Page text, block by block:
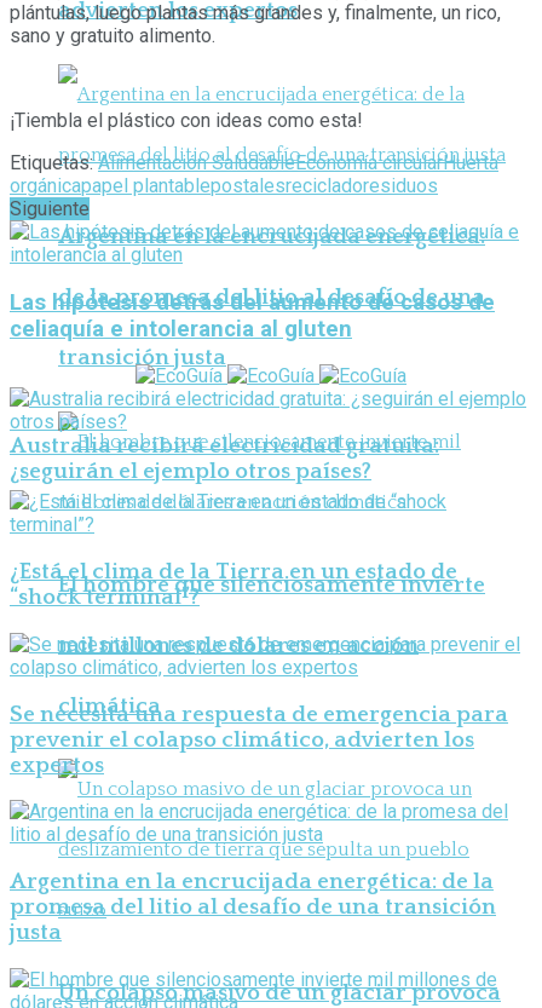
advierten los expertos
Argentina en la encrucijada energética:
de la promesa del litio al desafío de una
transición justa
El hombre que silenciosamente invierte
mil millones de dólares en acción
climática
Un colapso masivo de un glaciar provoca
plántulas, luego plantas más grandes y, finalmente, un rico,
sano y gratuito alimento.
¡Tiembla el plástico con ideas como esta!
Etiquetas: Alimentación SaludableEconomía circularHuerta
orgánicapapel plantablepostalesrecicladoresiduos
Siguiente
Las hipótesis detrás del aumento de casos de
celiaquía e intolerancia al gluten
Australia recibirá electricidad gratuita:
¿seguirán el ejemplo otros países?
¿Está el clima de la Tierra en un estado de
“shock terminal”?
Se necesita una respuesta de emergencia para
prevenir el colapso climático, advierten los
expertos
Argentina en la encrucijada energética: de la
promesa del litio al desafío de una transición
justa